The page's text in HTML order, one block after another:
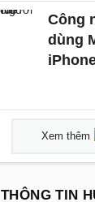
Công
dùng
Xem thêm
THÔNG TIN